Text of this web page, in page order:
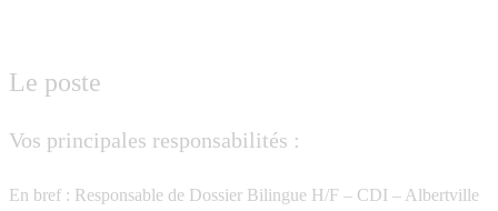
Le poste
Vos principales responsabilités :
En bref : Responsable de Dossier Bilingue H/F – CDI – Albertville